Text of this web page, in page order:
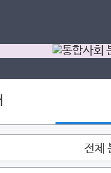
전체